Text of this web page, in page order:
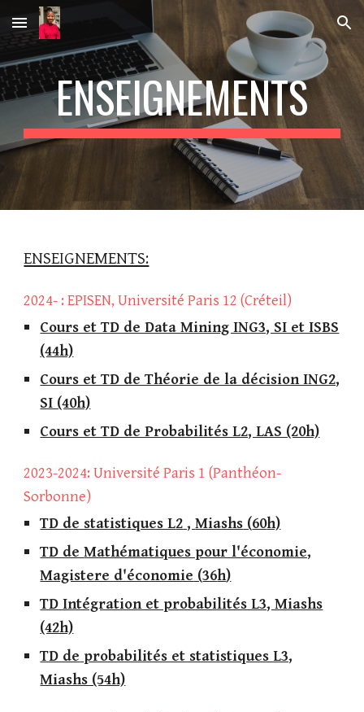
Skip to main content Skip to navigation
ENSEIGNEMENTS
ENSEIGNEMENTS:
2024- :EPISEN, Université Paris 12 (Créteil)
Cours et TD de Data Mining ING3, SI et ISBS
(44h)
Cours et TD de Théorie de la décision ING2,
SI (40h)
Cours et TD de Probabilités L2, LAS (20h)
2023-2024: Université Paris 1 (Panthéon-
Sorbonne)
TD de statistiques L2 ,Miashs (60h)
TD deMathématiques pour l'économie,
Magistere d'économie (36h)
TD Intégration et probabilités L3, Miashs
(42h)
TD de probabilités et statistiques L3,
Miashs (54h)